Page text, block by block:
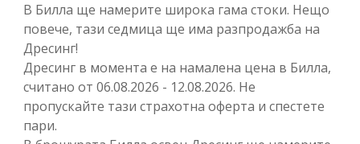
В Билла ще намерите широка гама стоки. Нещо
повече, тази седмица ще има разпродажба на
Дресинг!
Дресинг в момента е на намалена цена в Билла,
считано от 06.08.2026 - 12.08.2026. Не
пропускайте тази страхотна оферта и спестете
пари.